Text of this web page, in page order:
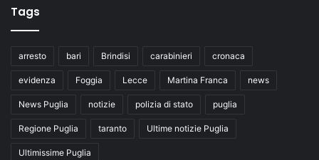
Tags
arresto bari Brindisi carabinieri cronaca
evidenza Foggia Lecce Martina Franca news
News Puglia notizie polizia di stato puglia
Regione Puglia taranto Ultime notizie Puglia
Ultimissime Puglia